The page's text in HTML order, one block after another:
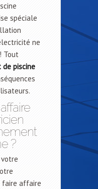
spéciale
ne
Tout
de piscine
?
faire affaire